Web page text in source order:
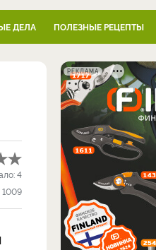
ДЕЛА ПОЛЕЗНЫЕ РЕЦЕПТЫ
4
1009
РЕКЛАМА